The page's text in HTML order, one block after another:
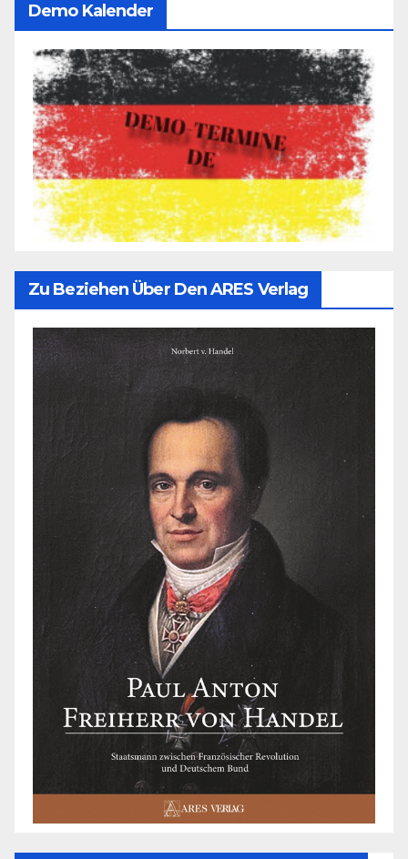
Demo Kalender
Zu Beziehen Über Den ARES Verlag